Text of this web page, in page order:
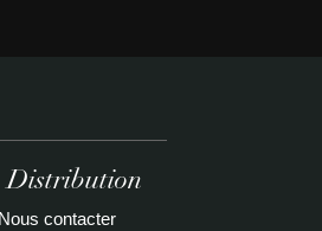
Distribution
Nous contacter